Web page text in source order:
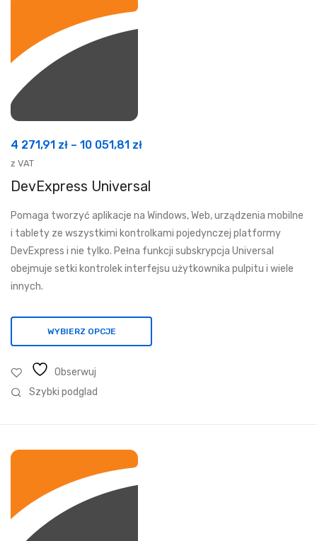
4 271,91 zł – 10 051,81 złZakres
od
271,91 zł
do
10
z VAT
DevExpress Universal
Pomaga tworzyć aplikacje na Windows, Web, urządzenia mobilne
i tablety ze wszystkimi kontrolkami pojedynczej platformy
DevExpress i nie tylko. Pełna funkcji subskrypcja Universal
obejmuje setki kontrolek interfejsu użytkownika pulpitu i wiele
innych.
WYBIERZ OPCJE
Obserwuj
Szybki podglad